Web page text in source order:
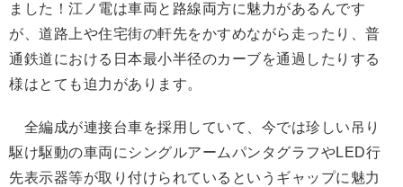
ました！江ノ電は車両と路線両方に魅力があるんです
が、道路上や住宅街の軒先をかすめながら走ったり、普
通鉄道における日本最小半径のカーブを通過したりする
様はとても迫力があります。
全編成が連接台車を採用していて、今では珍しい吊り
駆け駆動の車両にシングルアームパンタグラフやLED行
先表示器等が取り付けられているというギャップに魅力